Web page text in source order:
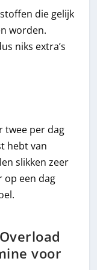
die gelijk
worden.
niks extra’s
twee per dag
hebt van
slikken zeer
op een dag
voor